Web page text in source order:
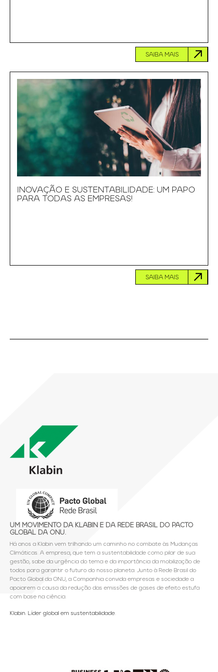
SAIBA MAIS
INOVAÇÃO E SUSTENTABILIDADE: UM PAPO
PARA TODAS AS EMPRESAS!
SAIBA MAIS
UM MOVIMENTO DA KLABIN E DA REDE BRASIL DO PACTO
GLOBAL DA ONU.
Há anos a Klabin vem trilhando um caminho no combate às Mudanças
Climáticas. A empresa, que tem a sustentabilidade como pilar de sua
gestão, sabe da urgência do tema e da importância da mobilização de
todos para garantir o futuro do nosso planeta. Junto à Rede Brasil do
Pacto Global da ONU, a Companhia convida empresas e sociedade a
apoiarem a causa da redução das emissões de gases de efeito estufa
com base na ciência.
Klabin. Líder global em sustentabilidade.